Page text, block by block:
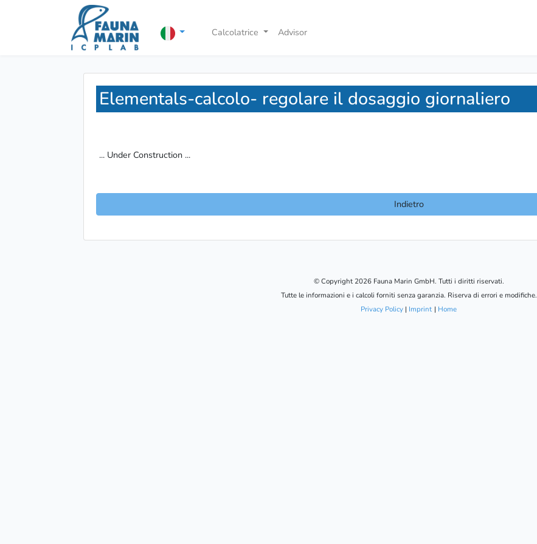
Calcolatrice Advisor
Elementals-calcolo- regolare il dosaggio giornaliero
... Under Construction ...
Indietro
© Copyright 2026 Fauna Marin GmbH. Tutti i diritti riservati.
Tutte le informazioni e i calcoli forniti senza garanzia. Riserva di errori e modifiche.
Privacy Policy | Imprint | Home